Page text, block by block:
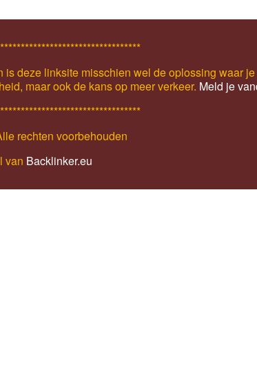
deze linksite misschien wel de oplossing waar
maar ook de kans op meer verkeer. Meld je
rechten voorbehouden
van Backlinker.eu